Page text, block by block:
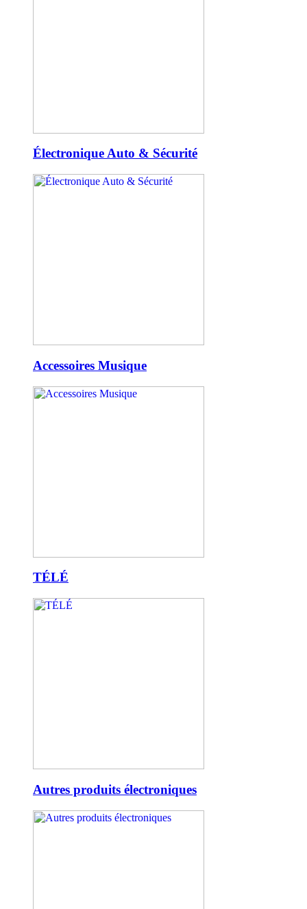
Électronique Auto & Sécurité
Accessoires Musique
TÉLÉ
Autres produits électroniques